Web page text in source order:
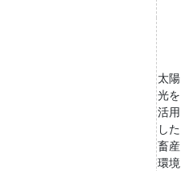
太陽
光を
活用
した
畜産
環境